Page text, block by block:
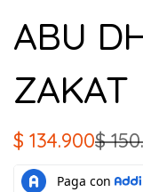
ABU
ZAKAT
$
El
precio
$ 134.900
El
precio